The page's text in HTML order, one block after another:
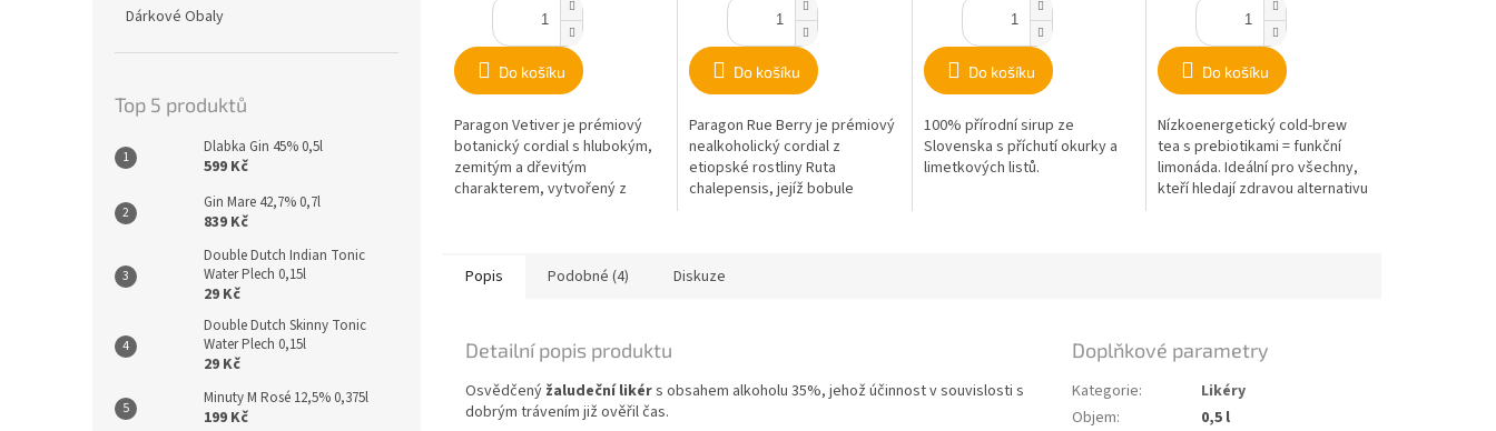
Dárkové Obaly
Top 5 produktů
Dlabka Gin 45% 0,5l
599 Kč
Gin Mare 42,7% 0,7l
839 Kč
Double Dutch Indian Tonic
Water Plech 0,15l
29 Kč
Double Dutch Skinny Tonic
Water Plech 0,15l
29 Kč
Minuty M Rosé 12,5% 0,375l
199 Kč
Do košíku
Paragon Vetiver je prémiový
botanický cordial s hlubokým,
zemitým a dřevitým
charakterem, vytvořený z
Do košíku
Paragon Rue Berry je prémiový
nealkoholický cordial z
etiopské rostliny Ruta
chalepensis, jejíž bobule
Do košíku
100% přírodní sirup ze
Slovenska s příchutí okurky a
limetkových listů.
Do košíku
Nízkoenergetický cold-brew
tea s prebiotikami = funkční
limonáda. Ideální pro všechny,
kteří hledají zdravou alternativu
Popis Podobné (4) Diskuze
Detailní popis produktu
Osvědčený žaludeční likérs obsahem alkoholu 35%, jehož účinnost v souvislosti s
dobrým trávením již ověřil čas.
Doplňkové parametry
Kategorie:
Likéry
Objem:
0,5 l